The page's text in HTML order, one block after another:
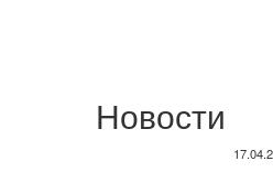
Новости